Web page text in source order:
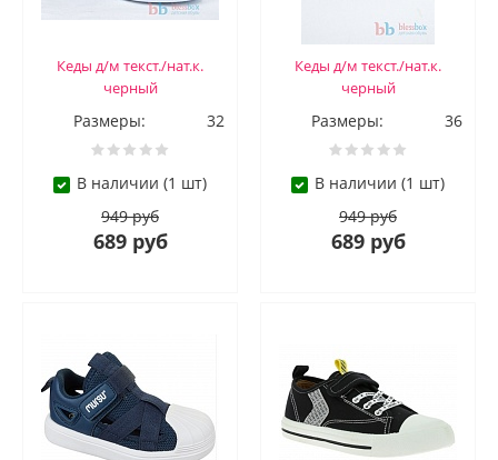
Кеды д/м текст./нат.к.
черный
Размеры: 32
В наличии (1 шт)
949 руб
689 руб
Кеды д/м текст./нат.к.
черный
Размеры: 36
В наличии (1 шт)
949 руб
689 руб